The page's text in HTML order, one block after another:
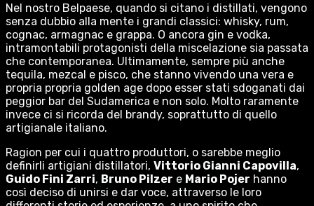
Nel nostro Belpaese, quando si citano i distillati, vengono
senza dubbio alla mente i grandi classici: whisky, rum,
cognac, armagnac e grappa. O ancora gin e vodka,
intramontabili protagonisti della miscelazione sia passata
che contemporanea. Ultimamente, sempre più anche
tequila, mezcal e pisco, che stanno vivendo una vera e
propria propria golden age dopo esser stati sdoganati dai
peggior bar del Sudamerica e non solo. Molto raramente
invece ci si ricorda del brandy, soprattutto di quello
artigianale italiano.
Ragion per cui i quattro produttori, o sarebbe meglio
definirli artigiani distillatori, Vittorio Gianni Capovilla,
Guido Fini Zarri, Bruno Pilzer e Mario Pojer hanno
così deciso di unirsi e dar voce, attraverso le loro